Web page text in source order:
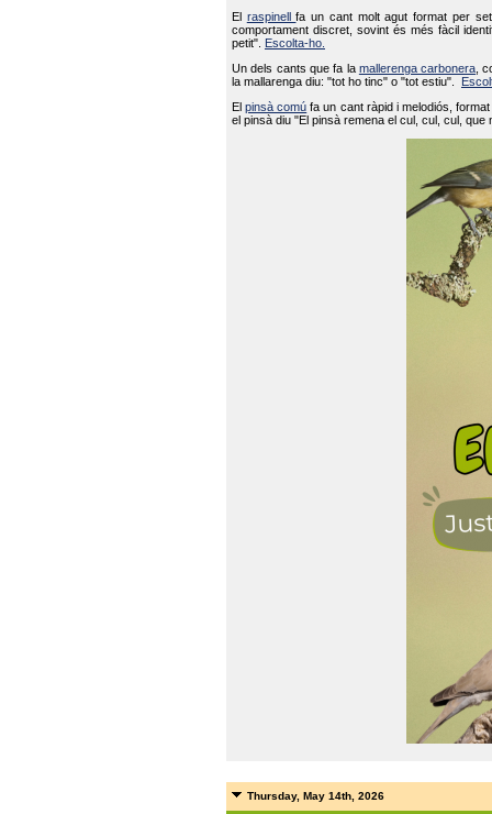
El raspinellfa un cant molt agut format per
comportament discret, sovint és més fàcil
petit".
Escolta-ho.
Un dels cants que fa la mallerenga carbonera ,
la mallarenga diu: "tot ho tinc" o "tot estiu".
Elpinsà comú fa un cant ràpid i melodiós,
el pinsà diu "El pinsà remena el cul, cul, cul,
Thursday, May 14th, 2026